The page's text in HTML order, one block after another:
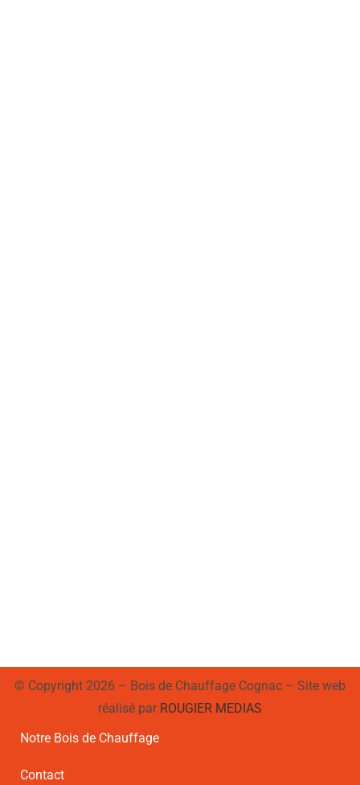
© Copyright 2026 – Bois de Chauffage Cognac – Site web
réalisé par ROUGIER MEDIAS
Notre Bois de Chauffage
Contact